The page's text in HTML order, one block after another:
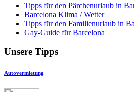
Tipps für den Pärchenurlaub in
Barcelona Klima / Wetter
Tipps für den Familienurlaub in
Gay-Guide für Barcelona
Unsere Tipps
Autovermietung